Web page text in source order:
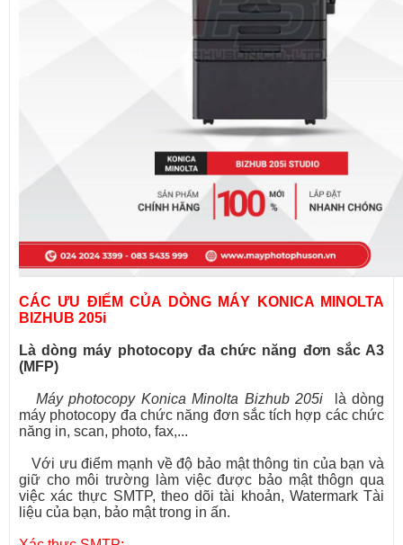
CÁC ƯU ĐIỂM CỦA DÒNG MÁY KONICA MINOLTA
BIZHUB 205i
Là dòng máy photocopy đa chức năng đơn sắc A3
(MFP)
Máy photocopy Konica Minolta Bizhub 205ilà dòng
máy photocopy đa chức năng đơn sắc tích hợp các chức
năng in, scan, photo, fax,...
Với ưu điểm mạnh về độ bảo mật thông tin của bạn và
giữ cho môi trường làm việc được bảo mật thôgn qua
việc xác thực SMTP, theo dõi tài khoản, Watermark Tài
liệu của bạn, bảo mật trong in ấn.